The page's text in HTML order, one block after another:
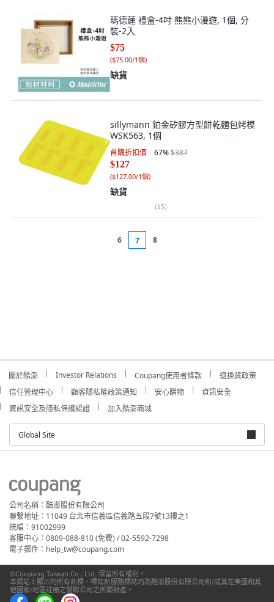
瑪德蓮 禮盒-4吋 熊熊小漫遊, 1個, 分
裝-2入
$75
($75.00/1個)
缺貨
sillymann 鉑金矽膠方型餅乾麵包烤模
WSK563, 1個
首購折扣價 67%$387
$127
($127.00/1個)
缺貨
(15)
6 7 8
關於酷澎 Investor Relations Coupang使用者條款
退換貨政策
信任管理中心
顧客隱私權政策通知 安心購物
資訊安全
資訊安全及隱私保護認證
加入酷澎商城
Global Site
公司名稱：酷澎股份有限公司
聯繫地址：11049 台北市信義區信義路五段7號13樓之1
統編：91002999
客服中心：0809-088-810 (免費) / 02-5592-7298
電子郵件：help_tw@coupang.com
©Coupang Taiwan Co., Ltd. 保留所有權利。
本網站上顯示的所有商標、標誌和服務標誌均為酷澎股份有限公司和/或其在美國和其
他國家/地區註冊之關聯公司之所屬財產。